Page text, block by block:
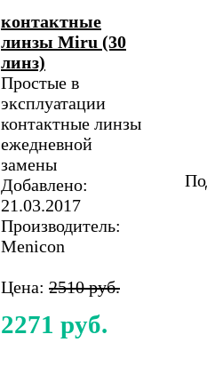
контактные
линзы Miru (30
линз)
Простые в
эксплуатации
контактные линзы
ежедневной
замены
Добавлено:
21.03.2017
Производитель:
Menicon
Цена: 2510 руб.
2271 руб.